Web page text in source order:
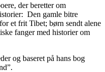
der beretter om
Den gamle bitre
et frit Tibet; børn sendt alene
fanger med historier om
og baseret på hans bog